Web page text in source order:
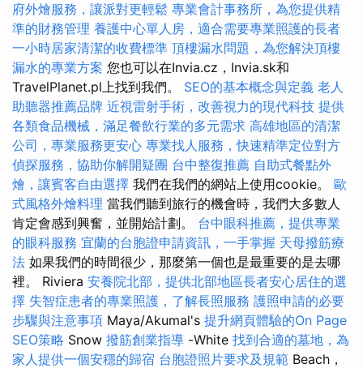
府外燴服務，讓派對更輕鬆 專業會計事務所，為您提供精
準的財務管理 養護中心單人房，適合需要專業照護的長者
一小時居家清潔的收費標準 頂樓漏水問題，為您解決頂樓
漏水的專業方案 您也可以在Invia.cz，Invia.sk和
TravelPlanet.pl上找到我們。 SEO的基本概念與定義 老人
助聽器推薦品牌 近視雷射手術，改善視力的現代科技 提供
各類食品機械，滿足餐飲行業的多元需求 高雄地區的清潔
公司，專業服務更安心 專業找人服務，快速精準定位對方
偵探服務，協助你解開疑團 台中整復推薦 自助式餐點外
燴，讓賓客自由選擇 我們在我們的網站上使用cookie。 歐
式風格外燴料理 當我們聽到旅行的機會時，我們大多數人
肯定會感到興奮，並開始計劃。 台中眼科推薦，提供專業
的眼科服務 宜蘭的台胞證申請資訊，一手掌握 天母撥筋療
法 如果我們的時間很少，那麼第一個也是最重要的是去哪
裡。 Riviera 安養院北部，提供北部地區長者安心居住的選
擇 失智症患者的專業照護，了解長照服務 護照申請的必要
步驟與注意事項 Maya/Akumal's 提升網頁體驗的On Page
SEO策略 Snow 撥筋創業指導 -White 找到合適的墓地，為
家人提供一個安穩的歸宿 台胞證照片要求及規範 Beach，